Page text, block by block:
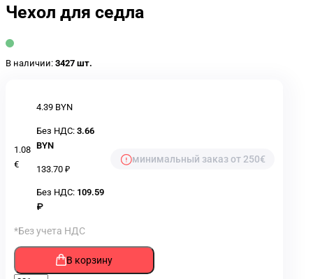
Чехол для седла
В наличии: 3427 шт.
1.08
€
4.39 BYN
Без НДС:3.66
BYN
133.70 ₽
Без НДС: 109.59
₽
минимальный заказ от 250€
*Без учета НДС
В корзину